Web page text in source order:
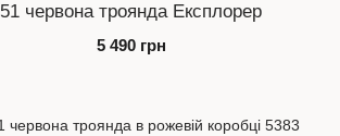
51 червона троянда Експлорер
5 490 грн